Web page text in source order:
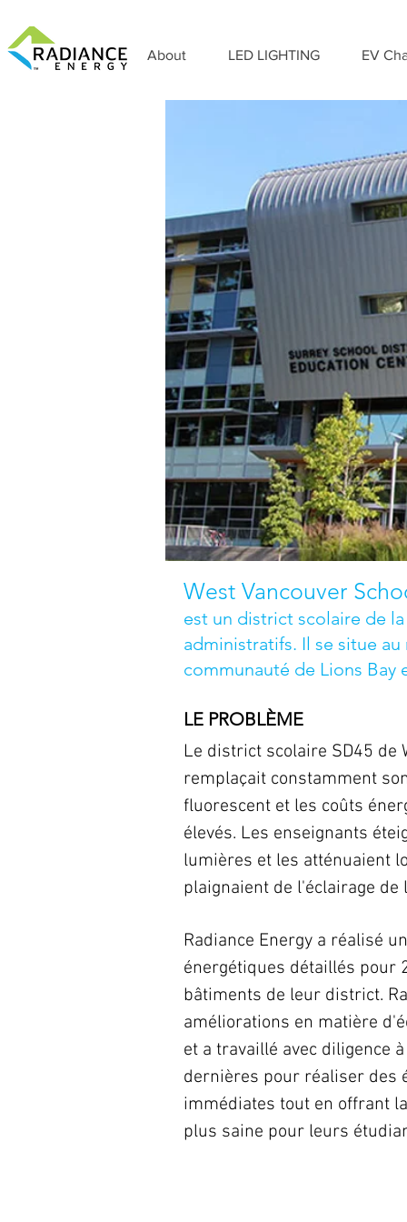
About LED LIGHTING EV
West Vancouver
est un district scolaire de
administratifs. Il se situe
communauté de Lions Bay
LE PROBLÈME
Le district scolaire SD45 de
remplaçait constamment
fluorescent et les coûts
élevés. Les enseignants
lumières et les atténuaient
plaignaient de l'éclairage de
Radiance Energy a réalisé
énergétiques détaillés pour
bâtiments de leur district.
améliorations en matière
et a travaillé avec diligence
dernières pour réaliser des
immédiates tout en offrant
plus saine pour leurs